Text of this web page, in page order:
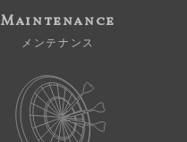
Maintenance
メンテナンス